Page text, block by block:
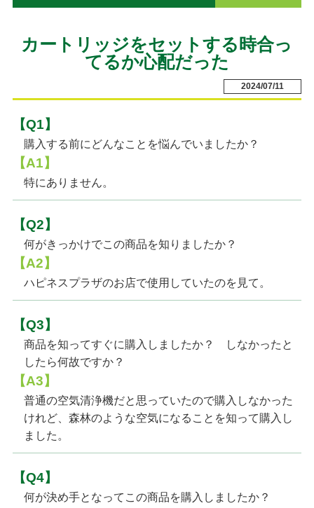
カートリッジをセットする時合っ
てるか心配だった
2024/07/11
【Q1】
購入する前にどんなことを悩んでいましたか？
【A1】
特にありません。
【Q2】
何がきっかけでこの商品を知りましたか？
【A2】
ハピネスプラザのお店で使用していたのを見て。
【Q3】
商品を知ってすぐに購入しましたか？ しなかったと
したら何故ですか？
【A3】
普通の空気清浄機だと思っていたので購入しなかった
けれど、森林のような空気になることを知って購入し
ました。
【Q4】
何が決め手となってこの商品を購入しましたか？